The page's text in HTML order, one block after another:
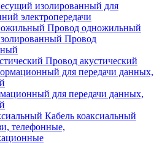
изолированный для
электропередачи
Провод одножильный
Провод
Провод акустический
для передачи данных,
Кабель коаксиальный